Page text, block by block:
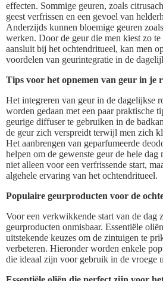
effecten. Sommige geuren, zoals
geest verfrissen en een gevoel van
Anderzijds kunnen bloemige geuren
werken. Door de geur die men kiest zo te
aansluit bij het ochtendritueel, kan men
voordelen van geurintegratie in de
Tips voor het opnemen van geur in je
Het integreren van geur in de dagelijkse
worden gedaan met een paar praktische
geurige diffuser te gebruiken in de
de geur zich verspreidt terwijl men zich
Het aanbrengen van geparfumeerde
helpen om de gewenste geur de hele dag
niet alleen voor een verfrissende start,
algehele ervaring van het ochtendritueel.
Populaire geurproducten voor de
Voor een verkwikkende start van de dag
geurproducten onmisbaar. Essentiële
uitstekende keuzes om de zintuigen te
verbeteren. Hieronder worden enkele
die ideaal zijn voor gebruik in de vroege